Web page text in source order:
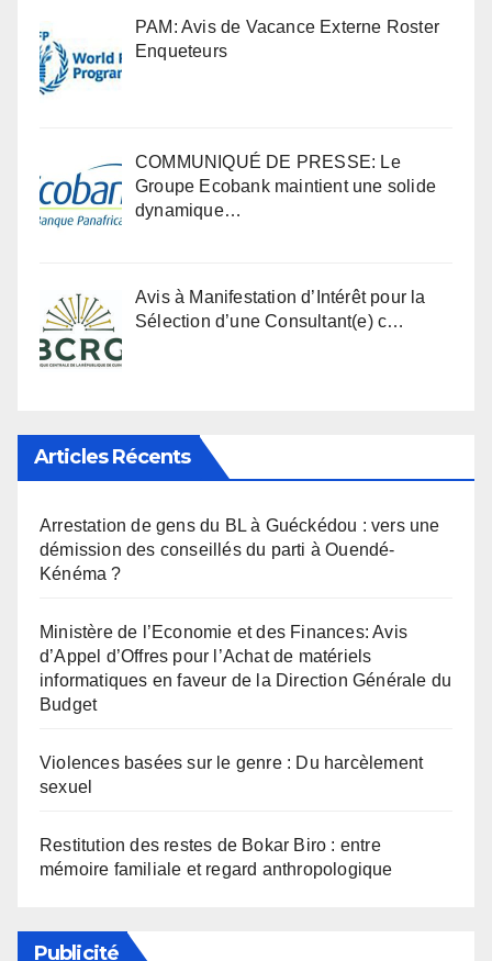
PAM: Avis de Vacance Externe Roster
Enqueteurs
COMMUNIQUÉ DE PRESSE: Le
Groupe Ecobank maintient une solide
dynamique…
Avis à Manifestation d’Intérêt pour la
Sélection d’une Consultant(e) c…
Articles Récents
Arrestation de gens du BL à Guéckédou : vers une
démission des conseillés du parti à Ouendé-
Kénéma ?
Ministère de l’Economie et des Finances: Avis
d’Appel d’Offres pour l’Achat de matériels
informatiques en faveur de la Direction Générale du
Budget
Violences basées sur le genre : Du harcèlement
sexuel
Restitution des restes de Bokar Biro : entre
mémoire familiale et regard anthropologique
Publicité